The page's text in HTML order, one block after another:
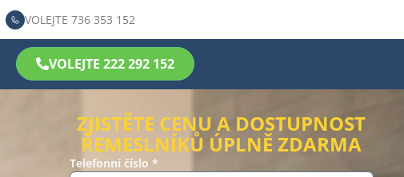
VOLEJTE 736 353 152
VOLEJTE 222 292 152
ZJISTĚTE CENU A DOSTUPNOST
ŘEMESLNÍKŮ ÚPLNĚ ZDARMA
Telefonní číslo *